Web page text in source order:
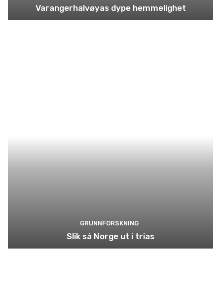
Varangerhalvøyas dype hemmelighet
GRUNNFORSKNING
Slik så Norge ut i trias